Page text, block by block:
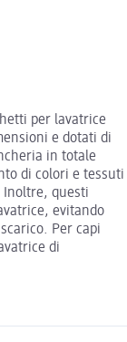
per lavatrice
e dotati di
in totale
di colori e tessuti
Inoltre, questi
evitando
Per capi
di